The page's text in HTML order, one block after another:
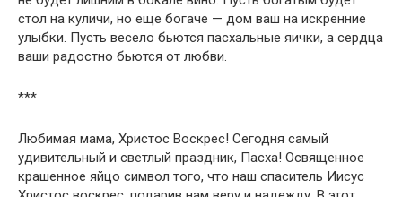
стол на куличи, но еще богаче — дом ваш на искренние
улыбки. Пусть весело бьются пасхальные яички, а сердца
ваши радостно бьются от любви.
***
Любимая мама, Христос Воскрес! Сегодня самый
удивительный и светлый праздник, Пасха! Освященное
крашенное яйцо символ того, что наш спаситель Иисус